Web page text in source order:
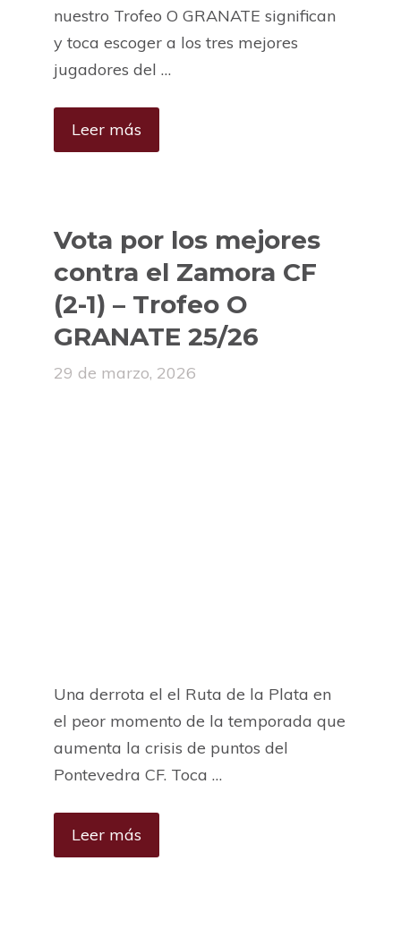
nuestro Trofeo O GRANATE significan
y toca escoger a los tres mejores
jugadores del …
Leer más
Vota por los mejores
contra el Zamora CF
(2-1) – Trofeo O
GRANATE 25/26
29 de marzo, 2026
Una derrota el el Ruta de la Plata en
el peor momento de la temporada que
aumenta la crisis de puntos del
Pontevedra CF. Toca …
Leer más